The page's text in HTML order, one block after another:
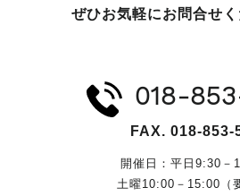
ぜひお気軽にお問合せく
018-
FAX. 018-853-
開催日：平日9:30－
土曜10:00－15:00（